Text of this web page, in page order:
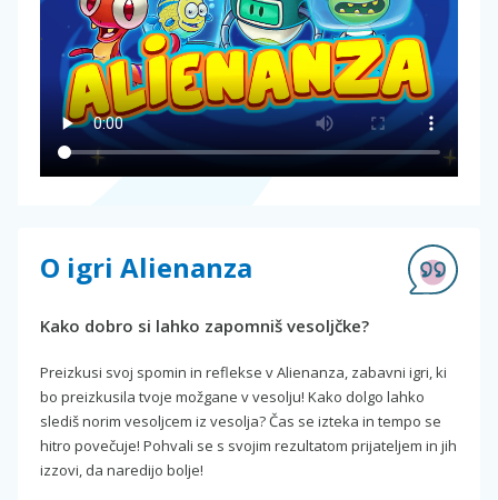
O igri Alienanza
Kako dobro si lahko zapomniš vesoljčke?
Preizkusi svoj spomin in reflekse v Alienanza, zabavni igri, ki
bo preizkusila tvoje možgane v vesolju! Kako dolgo lahko
slediš norim vesoljcem iz vesolja? Čas se izteka in tempo se
hitro povečuje! Pohvali se s svojim rezultatom prijateljem in jih
izzovi, da naredijo bolje!